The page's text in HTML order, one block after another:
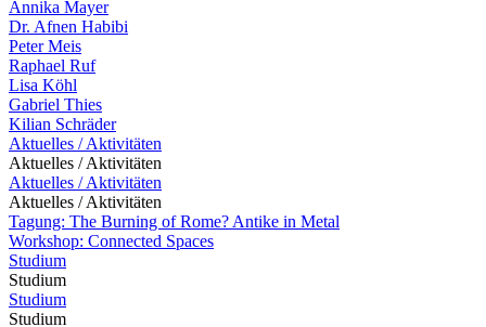
Annika Mayer
Dr. Afnen Habibi
Peter Meis
Raphael Ruf
Lisa Köhl
Gabriel Thies
Kilian Schräder
Aktuelles / Aktivitäten
Aktuelles / Aktivitäten
Aktuelles / Aktivitäten
Aktuelles / Aktivitäten
Tagung: The Burning of Rome? Antike in Metal
Workshop: Connected Spaces
Studium
Studium
Studium
Studium